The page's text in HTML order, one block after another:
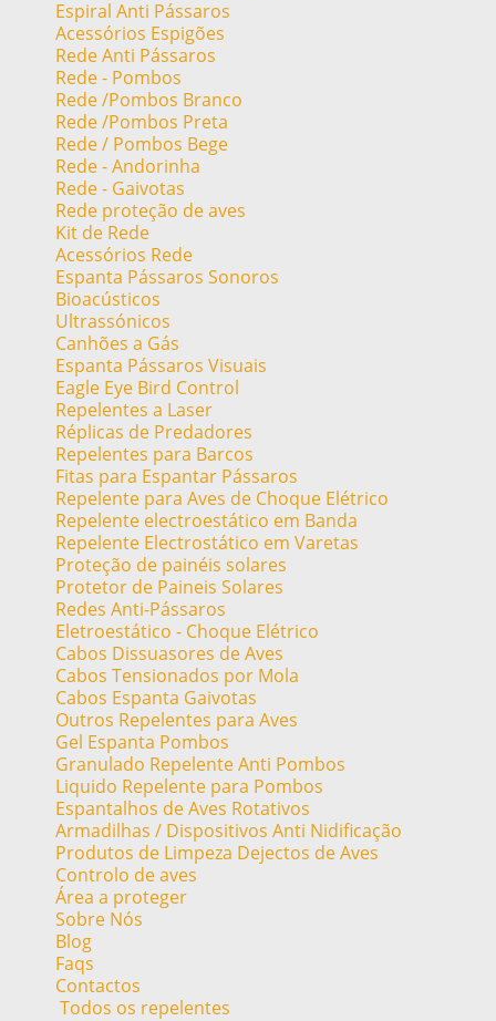
Espiral Anti Pássaros
Acessórios Espigões
Rede Anti Pássaros
Rede - Pombos
Rede /Pombos Branco
Rede /Pombos Preta
Rede / Pombos Bege
Rede - Andorinha
Rede - Gaivotas
Rede proteção de aves
Kit de Rede
Acessórios Rede
Espanta Pássaros Sonoros
Bioacústicos
Ultrassónicos
Canhões a Gás
Espanta Pássaros Visuais
Eagle Eye Bird Control
Repelentes a Laser
Réplicas de Predadores
Repelentes para Barcos
Fitas para Espantar Pássaros
Repelente para Aves de Choque Elétrico
Repelente electroestático em Banda
Repelente Electrostático em Varetas
Proteção de painéis solares
Protetor de Paineis Solares
Redes Anti-Pássaros
Eletroestático - Choque Elétrico
Cabos Dissuasores de Aves
Cabos Tensionados por Mola
Cabos Espanta Gaivotas
Outros Repelentes para Aves
Gel Espanta Pombos
Granulado Repelente Anti Pombos
Liquido Repelente para Pombos
Espantalhos de Aves Rotativos
Armadilhas / Dispositivos Anti Nidificação
Produtos de Limpeza Dejectos de Aves
Controlo de aves
Área a proteger
Sobre Nós
Blog
Faqs
Contactos
Todos os repelentes